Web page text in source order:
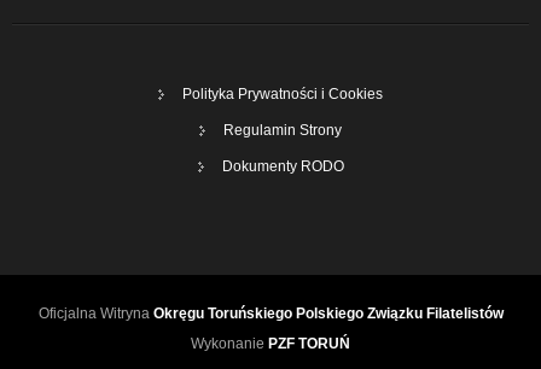
Polityka Prywatności i Cookies
Regulamin Strony
Dokumenty RODO
Oficjalna Witryna Okręgu Toruńskiego Polskiego Związku Filatelistów
Wykonanie PZF TORUŃ